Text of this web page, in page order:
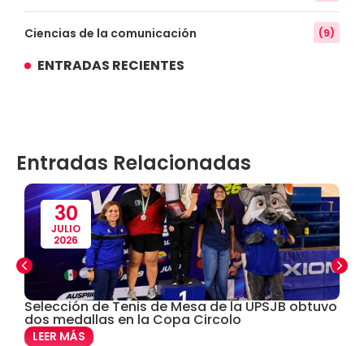
Ciencias de la comunicación (9)
Convenios
Defensoría Universitaria (3)
Departamento Cultural Artístico y Deportivo (28)
Derecho (24)
Enfermería
ENTRADAS RECIENTES
Entradas Relacionadas
30
JULIO
2026
Selección de Tenis de Mesa de la UPSJB obtuvo
dos medallas en la Copa Circolo
LEER MÁS